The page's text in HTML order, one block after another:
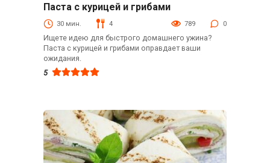
Блюда из мяса птицы
Паста с курицей и грибами
30 мин. 4 789 0
Ищете идею для быстрого домашнего ужина?
Паста с курицей и грибами оправдает ваши
ожидания.
5